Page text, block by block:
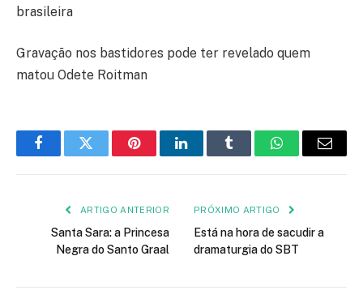
brasileira
Gravação nos bastidores pode ter revelado quem
matou Odete Roitman
FacebookTwitter PinterestLinkedInTumblr WhatsApp
E-
ARTIGO ANTERIOR
Santa Sara: a Princesa
Negra do Santo Graal
PRÓXIMO ARTIGO
Está na hora de sacudir a
dramaturgia do SBT